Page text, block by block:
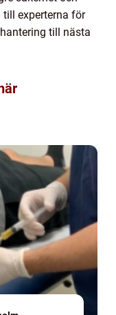
experterna för
till nästa